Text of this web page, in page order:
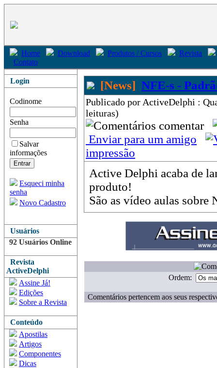
Home Download Produtos / Cursos
Revista
Contato
Login
Codinome
Senha
Salvar
informações
Esqueci minha
senha
Novo Cadastro
Usuários
92 Usuários Online
Revista
ActiveDelphi
Assine Já!
Edições
Sobre a Revista
Conteúdo
Apostilas
Artigos
Componentes
Dicas
[News] NFE-s -
Publicado por ActiveDelphi :
leituras)
comentar
Enviar para um amigo
impressão
Active Delphi acaba de
produto!
São as vídeo aulas sobre
Ordem:
Comentários pertencem aos seus